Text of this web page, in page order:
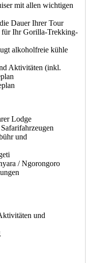
mit allen wichtigen
Dauer Ihrer Tour
für Ihr Gorilla-Trekking-
alkoholfreie kühle
Aktivitäten (inkl.
Lodge
und
/ Ngorongoro
und